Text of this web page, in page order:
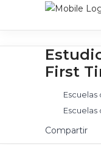
First